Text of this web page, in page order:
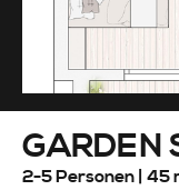
GARDEN
2-5 Personen | 45